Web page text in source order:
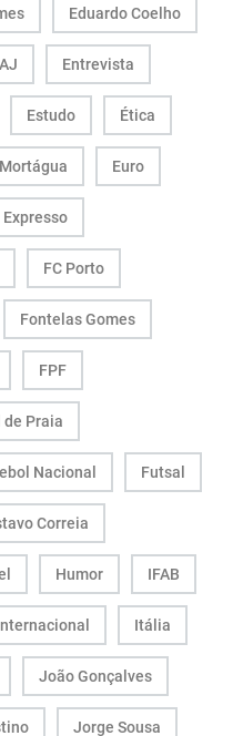
Eduardo Coelho
Entrevista
Estudo Ética
Euro
Expresso
FC Porto
Fontelas Gomes
FPF
de Praia
Nacional Futsal
Correia
Humor IFAB
Itália
João Gonçalves
Jorge Sousa